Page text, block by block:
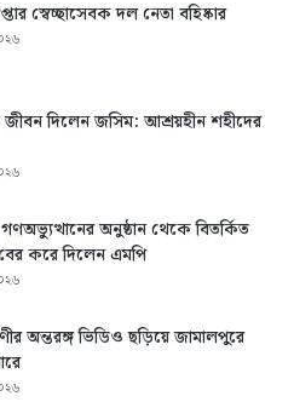
স্বেচ্ছাসেবক দল নেতা বহিষ্কার
দিলেন জসিম: আশ্রয়হীন শহীদের
গণঅভ্যুত্থানের অনুষ্ঠান থেকে বিতর্কিত
করে দিলেন এমপি
অন্তরঙ্গ ভিডিও ছড়িয়ে জামালপুরে